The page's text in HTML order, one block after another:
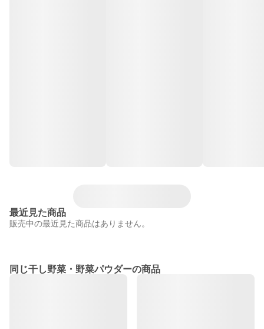
最近見た商品
販売中の最近見た商品はありません。
同じ干し野菜・野菜パウダーの商品